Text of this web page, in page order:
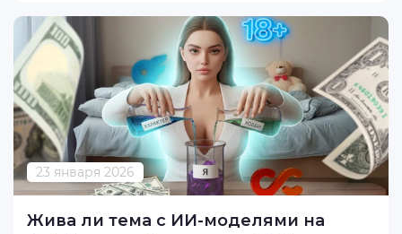
В статье разобрали механику создания
контентных страниц под SEO ...
23 января 2026
Жива ли тема с ИИ-моделями на